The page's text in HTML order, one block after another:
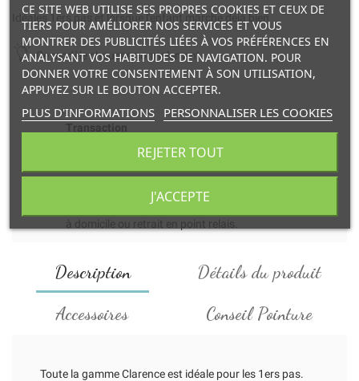
Idéales 1ers pas et lorsque l'enfant marche déjà bien
Ce modèle chausse normalement.
Transaction
et paiement en ligne 100% sécurisés.
à domicile ou retrait en point relais.
Description Détails du produit
Accessoires Conseil Pointure
Toute la gamme Clarence est idéale pour les 1ers pas.
CE SITE WEB UTILISE SES PROPRES COOKIES ET CEUX DE
TIERS POUR AMÉLIORER NOS SERVICES ET VOUS
MONTRER DES PUBLICITÉS LIÉES À VOS PRÉFÉRENCES EN
ANALYSANT VOS HABITUDES DE NAVIGATION. POUR
DONNER VOTRE CONSENTEMENT À SON UTILISATION,
APPUYEZ SUR LE BOUTON ACCEPTER.
PLUS D'INFORMATIONS PERSONNALISER LES COOKIES
REJETER TOUT
J'ACCEPTE